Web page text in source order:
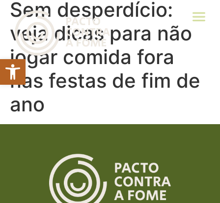
Abrir a barra de ferramentas
Sem desperdício:
veja dicas para não
jogar comida fora
nas festas de fim de
ano